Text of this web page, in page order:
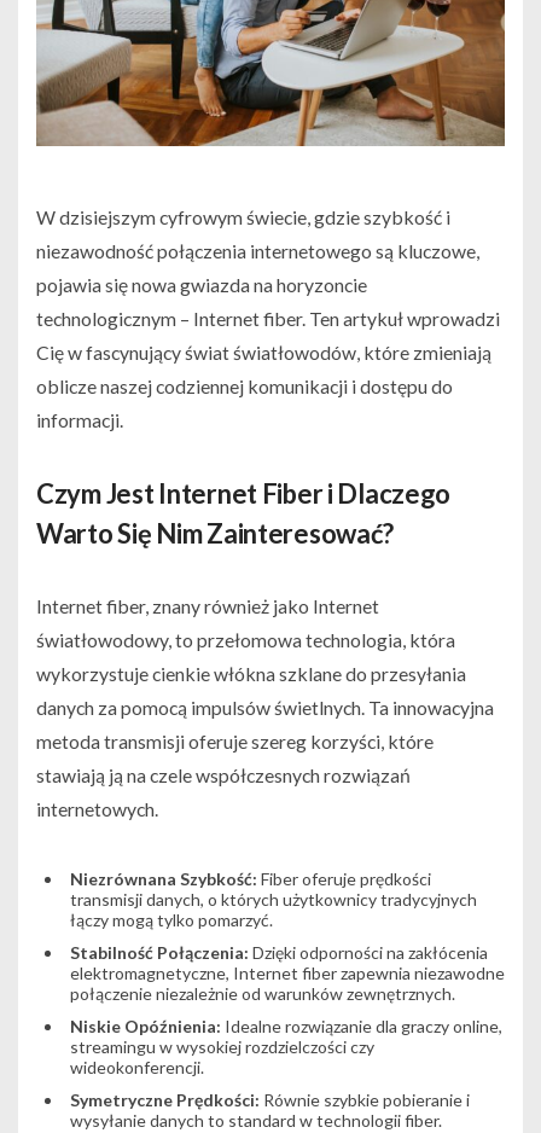
W dzisiejszym cyfrowym świecie, gdzie szybkość i
niezawodność połączenia internetowego są kluczowe,
pojawia się nowa gwiazda na horyzoncie
technologicznym – Internet fiber. Ten artykuł wprowadzi
Cię w fascynujący świat światłowodów, które zmieniają
oblicze naszej codziennej komunikacji i dostępu do
informacji.
Czym Jest Internet Fiber i Dlaczego
Warto Się Nim Zainteresować?
Internet fiber, znany również jako Internet
światłowodowy, to przełomowa technologia, która
wykorzystuje cienkie włókna szklane do przesyłania
danych za pomocą impulsów świetlnych. Ta innowacyjna
metoda transmisji oferuje szereg korzyści, które
stawiają ją na czele współczesnych rozwiązań
internetowych.
Niezrównana Szybkość: Fiber oferuje prędkości
transmisji danych, o których użytkownicy tradycyjnych
łączy mogą tylko pomarzyć.
Stabilność Połączenia: Dzięki odporności na zakłócenia
elektromagnetyczne, Internet fiber zapewnia niezawodne
połączenie niezależnie od warunków zewnętrznych.
Niskie Opóźnienia: Idealne rozwiązanie dla graczy online,
streamingu w wysokiej rozdzielczości czy
wideokonferencji.
Symetryczne Prędkości: Równie szybkie pobieranie i
wysyłanie danych to standard w technologii fiber.